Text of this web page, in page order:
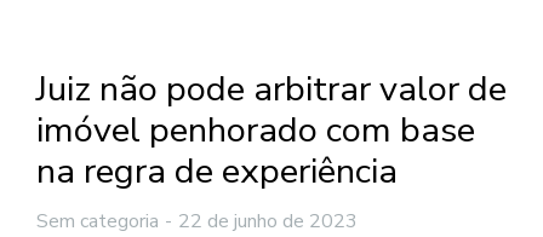
Juiz não pode arbitrar valor de
imóvel penhorado com base
na regra de experiência
Sem categoria 22 de junho de 2023